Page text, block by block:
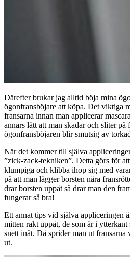
Därefter brukar jag alltid böja mina
ögonfransböjare att köpa. Det viktiga
fransarna innan man applicerar
annars lätt att man skadar och sliter på
ögonfransböjaren blir smutsig av
När det kommer till själva
”zick-zack-tekniken”. Detta görs för
klumpiga och klibba ihop sig med
på att man lägger borsten nära
drar borsten uppåt så drar man den
fungerar så bra!
Ett annat tips vid själva appliceringen
mitten rakt uppåt, de som är i
snett inåt. Då sprider man ut
ut.